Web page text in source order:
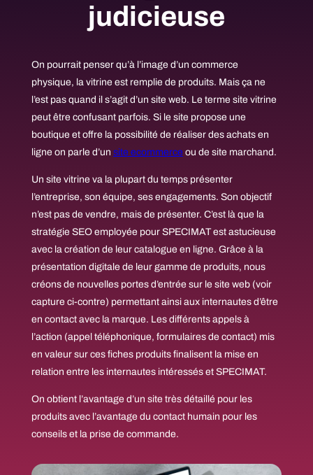
judicieuse
On pourrait penser qu’à l’image d’un commerce
physique, la vitrine est remplie de produits. Mais ça ne
l’est pas quand il s’agit d’un site web. Le terme site vitrine
peut être confusant parfois. Si le site propose une
boutique et offre la possibilité de réaliser des achats en
ligne on parle d’un site ecommerce ou de site marchand.
Un site vitrine va la plupart du temps présenter
l’entreprise, son équipe, ses engagements. Son objectif
n’est pas de vendre, mais de présenter. C’est là que la
stratégie SEO employée pour SPECIMAT est astucieuse
avec la création de leur catalogue en ligne. Grâce à la
présentation digitale de leur gamme de produits, nous
créons de nouvelles portes d’entrée sur le site web (voir
capture ci-contre) permettant ainsi aux internautes d’être
en contact avec la marque. Les différents appels à
l’action (appel téléphonique, formulaires de contact) mis
en valeur sur ces fiches produits finalisent la mise en
relation entre les internautes intéressés et SPECIMAT.
On obtient l’avantage d’un site très détaillé pour les
produits avec l’avantage du contact humain pour les
conseils et la prise de commande.